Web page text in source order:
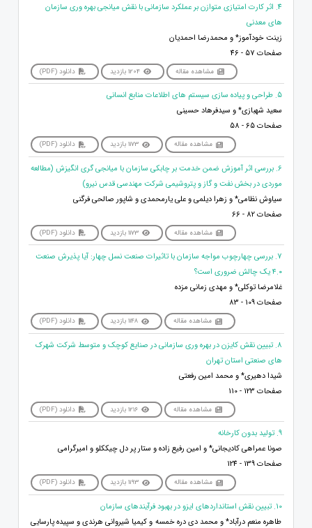
4. اثر کارت امتیازی متوازن بر عملکرد سازمانی با نقش میانجی بهره وری سازمان
های معدنی
زینت خودآموز* و محمدرضا احمدیان
صفحات 57 - 46
مشاهده مقاله 1204 بازدید دانلود (PDF)
5. طراحی و پیاده سازی سیستم های اطلاعات منابع انسانی
سعید شهبازی* و سیدفرهاد حسینی
صفحات 65 - 58
مشاهده مقاله 1173 بازدید دانلود (PDF)
6. بررسی اثر آموزش ضمن خدمت بر چابکی سازمان با میانجی گری انگیزش (مطالعه
موردی در بخش نفت و گاز و پتروشیمی شرکت مهندسی قدس نیرو)
سیاوش نظامی* و زهرا دیلمی و علی یارمحمدی و شاپور صالحی فرگنی
صفحات 82 - 66
مشاهده مقاله 1173 بازدید دانلود (PDF)
7. بررسی چهارچوب مواجه سازمان با تاثیرات صنعت نسل چهار: آیا پذیرش صنعت
۴.۰ یک چالش ضروری است؟
غلامرضا توکلی* و مهدی زمانی مزده
صفحات 109 - 83
مشاهده مقاله 1148 بازدید دانلود (PDF)
8. تبیین نقش کایزن در بهره وری سازمانی در صنایع کوچک و متوسط شرکت شهرک
های صنعتی استان تهران
شیدا دهیری* و محمد امین رفعتی
صفحات 123 - 110
مشاهده مقاله 1216 بازدید دانلود (PDF)
9. تولید بدون کارخانه
صونا عمراهی کادیجانی* و امین رفیع زاده و ستار پر دل چیککلو و امیرگرامی
صفحات 139 - 124
مشاهده مقاله 1193 بازدید دانلود (PDF)
10. تبیین نقش استانداردهای ایزو در بهبود فرآیندهای سازمان
طاهره منعم درآباد* و محمد دی دره خمسه و کیمیا شیروانی هرندی و سپیده پارسایی